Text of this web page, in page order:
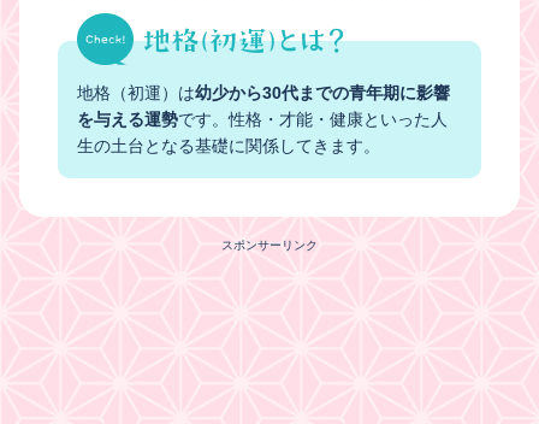
地格（初運）は幼少から30代までの青年期に影響
を与える運勢です。性格・才能・健康といった人
生の土台となる基礎に関係してきます。
スポンサーリンク